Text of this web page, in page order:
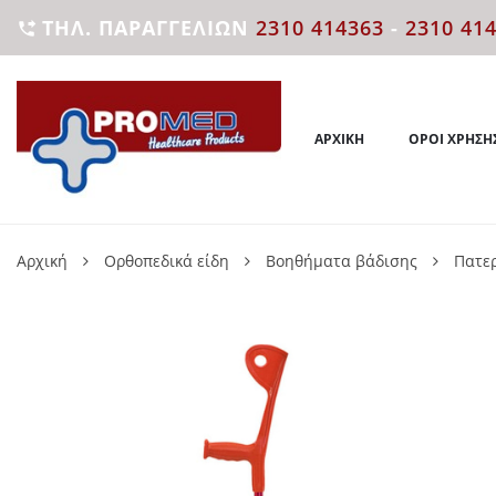
 ΤΗΛ. ΠΑΡΑΓΓΕΛΙΏΝ 2310 414363 - 2310
ΑΡΧΙΚΉ ΌΡΟΙ
Αρχική Ορθοπεδικά είδη Βοηθήματα βάδισης